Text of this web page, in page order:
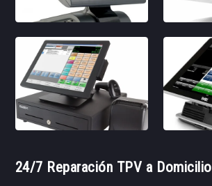
24/7 Reparación TPV a Domicilio